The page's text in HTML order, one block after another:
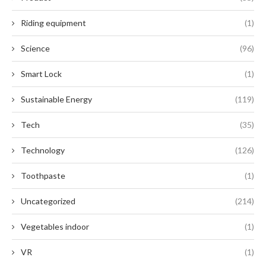
Riding equipment (1)
Science (96)
Smart Lock (1)
Sustainable Energy (119)
Tech (35)
Technology (126)
Toothpaste (1)
Uncategorized (214)
Vegetables indoor (1)
VR (1)